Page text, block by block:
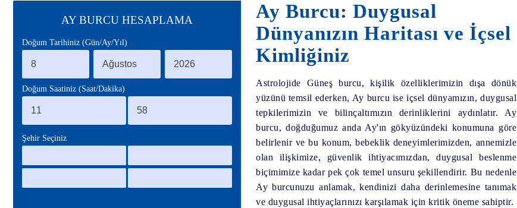
AY BURCU HESAPLAMA
Doğum Tarihiniz (Gün/Ay/Yıl)
Doğum Saatiniz (Saat/Dakika)
Şehir Seçiniz
Ay Burcu: Duygusal
Dünyanızın Haritası ve İçsel
Kimliğiniz
Astrolojide Güneş burcu, kişilik özelliklerimizin dışa dönük
yüzünü temsil ederken, Ay burcu ise içsel dünyamızın, duygusal
tepkilerimizin ve bilinçaltımızın derinliklerini aydınlatır. Ay
burcu, doğduğumuz anda Ay'ın gökyüzündeki konumuna göre
belirlenir ve bu konum, bebeklik deneyimlerimizden, annemizle
olan ilişkimize, güvenlik ihtiyacımızdan, duygusal beslenme
biçimimize kadar pek çok temel unsuru şekillendirir. Bu nedenle
Ay burcunuzu anlamak, kendinizi daha derinlemesine tanımak
ve duygusal ihtiyaçlarınızı karşılamak için kritik öneme sahiptir.